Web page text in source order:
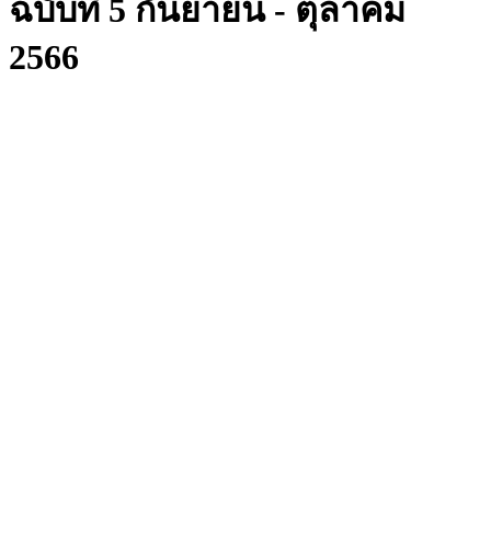
ฉบับที่ 5 กันยายน - ตุลาคม
2566